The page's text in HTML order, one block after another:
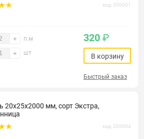
код: 200001
+ п.м
+ шт
320 ₽
В корзину
Быстрый заказ
20х25х2000 мм, сорт Экстра,
код: 200004